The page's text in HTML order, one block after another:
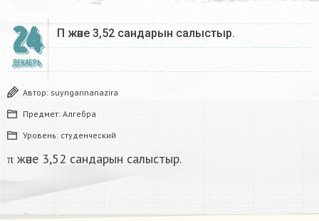
24
ДЕКАБРЬ
Π және 3,52 сандарын салыстыр. ​
Автор: suyngarinanazira
Предмет: Алгебра
Уровень: студенческий
π және 3,52 сандарын салыстыр.